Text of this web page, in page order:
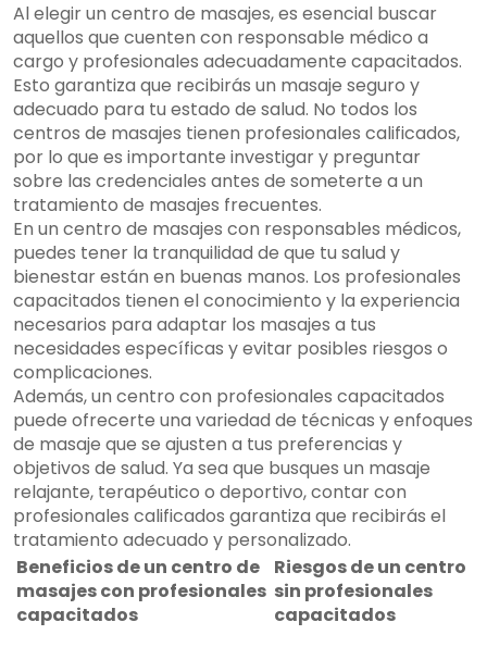
Al elegir un centro de masajes, es esencial buscar
aquellos que cuenten con responsable médico a
cargo y profesionales adecuadamente capacitados.
Esto garantiza que recibirás un masaje seguro y
adecuado para tu estado de salud. No todos los
centros de masajes tienen profesionales calificados,
por lo que es importante investigar y preguntar
sobre las credenciales antes de someterte a un
tratamiento de masajes frecuentes.
En un centro de masajes con responsables médicos,
puedes tener la tranquilidad de que tu salud y
bienestar están en buenas manos. Los profesionales
capacitados tienen el conocimiento y la experiencia
necesarios para adaptar los masajes a tus
necesidades específicas y evitar posibles riesgos o
complicaciones.
Además, un centro con profesionales capacitados
puede ofrecerte una variedad de técnicas y enfoques
de masaje que se ajusten a tus preferencias y
objetivos de salud. Ya sea que busques un masaje
relajante, terapéutico o deportivo, contar con
profesionales calificados garantiza que recibirás el
tratamiento adecuado y personalizado.
Beneficios de un centro de
masajes con profesionales
capacitados
Riesgos de un centro
sin profesionales
capacitados